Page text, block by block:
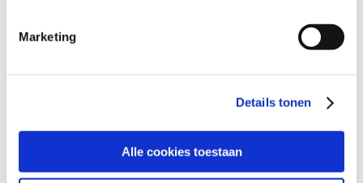
Marketing
Details tonen
Alle cookies toestaan
Waarom contact
deze cursus
Bericht